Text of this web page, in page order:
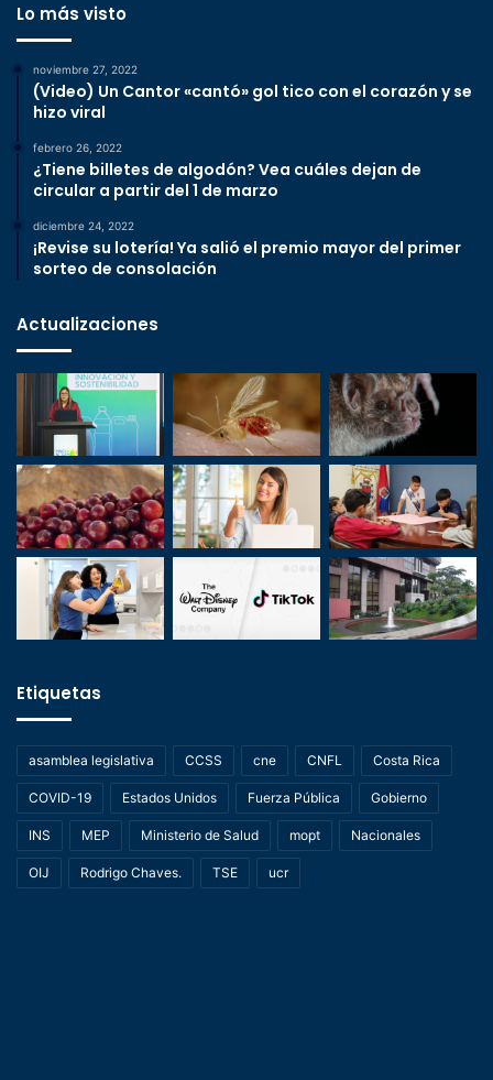
Lo más visto
noviembre 27, 2022
(Video) Un Cantor «cantó» gol tico con el corazón y se
hizo viral
febrero 26, 2022
¿Tiene billetes de algodón? Vea cuáles dejan de
circular a partir del 1 de marzo
diciembre 24, 2022
¡Revise su lotería! Ya salió el premio mayor del primer
sorteo de consolación
Actualizaciones
Etiquetas
asamblea legislativa CCSS cne CNFL Costa Rica
COVID-19 Estados Unidos Fuerza Pública Gobierno
INS MEP Ministerio de Salud mopt Nacionales
OIJ Rodrigo Chaves. TSE ucr